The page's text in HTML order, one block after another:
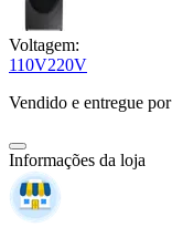
Voltagem:
110V220V
Vendido e entregue por
Informações da loja